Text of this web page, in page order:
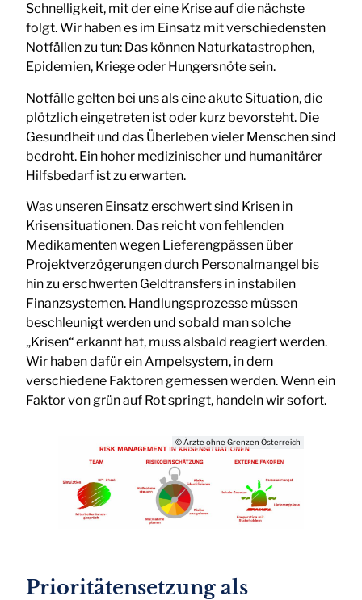
Schnelligkeit, mit der eine Krise auf die nächste
folgt. Wir haben es im Einsatz mit verschiedensten
Notfällen zu tun: Das können Naturkatastrophen,
Epidemien, Kriege oder Hungersnöte sein.
Notfälle gelten bei uns als eine akute Situation, die
plötzlich eingetreten ist oder kurz bevorsteht. Die
Gesundheit und das Überleben vieler Menschen sind
bedroht. Ein hoher medizinischer und humanitärer
Hilfsbedarf ist zu erwarten.
Was unseren Einsatz erschwert sind Krisen in
Krisensituationen. Das reicht von fehlenden
Medikamenten wegen Lieferengpässen über
Projektverzögerungen durch Personalmangel bis
hin zu erschwerten Geldtransfers in instabilen
Finanzsystemen. Handlungsprozesse müssen
beschleunigt werden und sobald man solche
„Krisen“ erkannt hat, muss alsbald reagiert werden.
Wir haben dafür ein Ampelsystem, in dem
verschiedene Faktoren gemessen werden. Wenn ein
Faktor von grün auf Rot springt, handeln wir sofort.
© Ärzte ohne Grenzen Österreich
Prioritätensetzung als